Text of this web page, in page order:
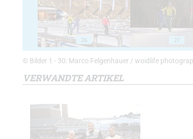
26 27
© Bilder 1 - 30: Marco Felgenhauer / woidlife
VERWANDTE ARTIKEL